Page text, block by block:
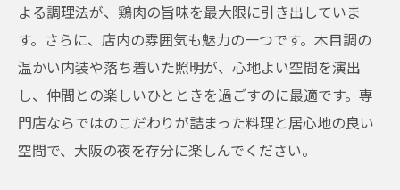
pao福島店のおすすめメニュー
大阪の食文化を体験する
福島店ならではのこだわり
訪れた人々の声を聞く
人気グルメの秘密とは
よる調理法が、鶏肉の旨味を最大限に引き出していま
す。さらに、店内の雰囲気も魅力の一つです。木目調の
温かい内装や落ち着いた照明が、心地よい空間を演出
し、仲間との楽しいひとときを過ごすのに最適です。専
門店ならではのこだわりが詰まった料理と居心地の良い
空間で、大阪の夜を存分に楽しんでください。